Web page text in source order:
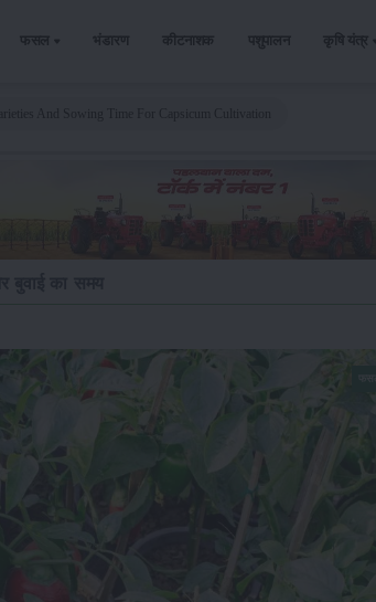
फसल भंडारण कीटनाशक पशुपालन कृषि यंत्र